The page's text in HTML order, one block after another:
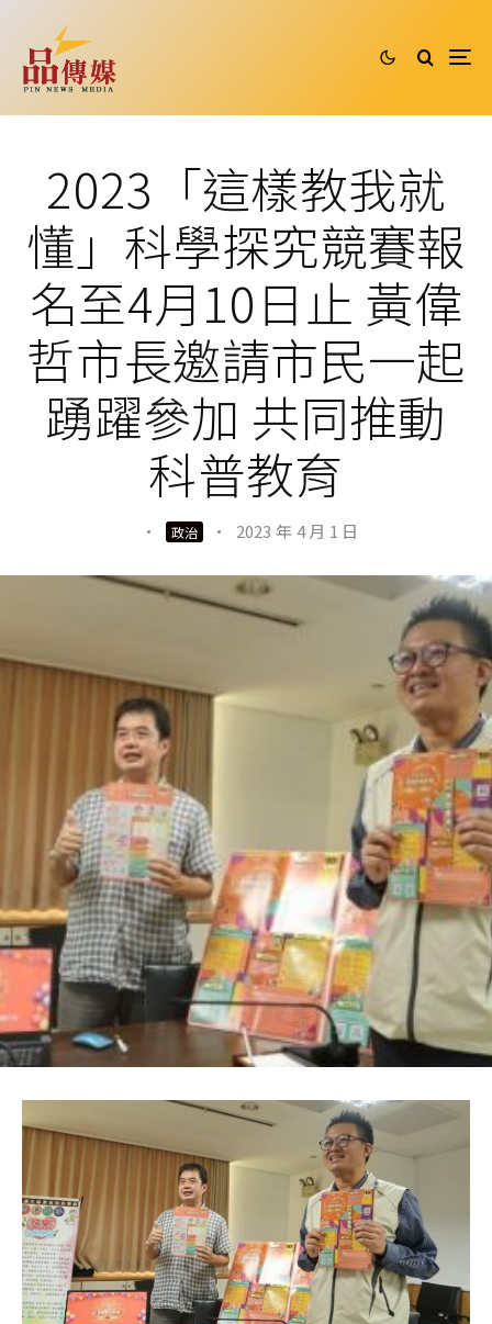
2023「這樣教我就
懂」科學探究競賽報
名至4月10日止 黃偉
哲市長邀請市民一起
踴躍參加 共同推動
科普教育
· 政治 · 2023 年 4 月 1 日